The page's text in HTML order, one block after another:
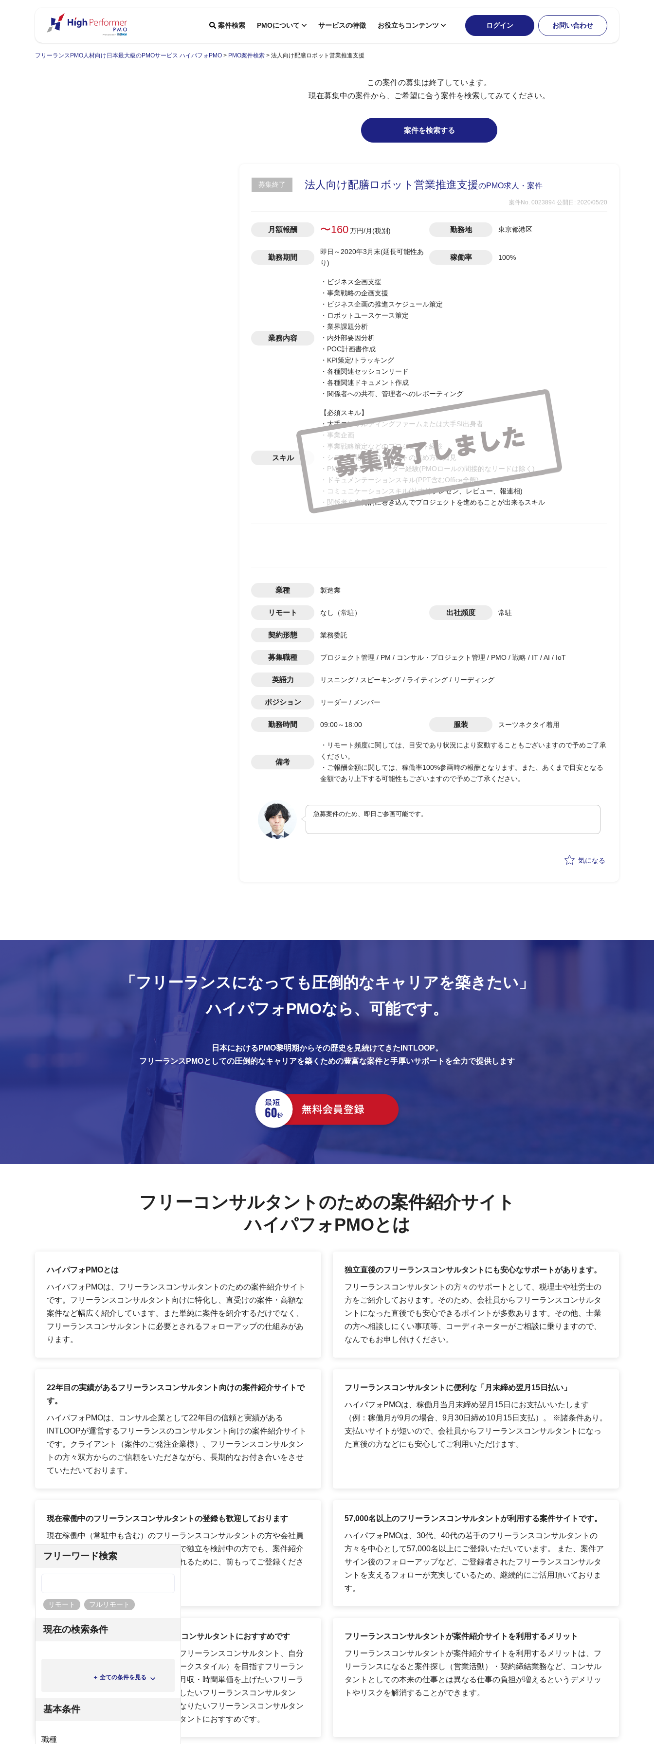
案件検索 PMOについて サービスの特徴 お役立ちコンテンツ ログイン お問い合わせ
フリーランスPMO人材向け日本最大級のPMOサービス ハイパフォPMO > PMO案件検索 > 法人向け配膳ロボット営業推進支援
フリーワード検索
リモート フルリモート
現在の検索条件
＋ 全ての条件を見る
基本条件
職種
この案件の募集は終了しています。
現在募集中の案件から、ご希望に合う案件を検索してみてください。
案件を検索する
募集終了 法人向け配膳ロボット営業推進支援のPMO求人・案件
案件No. 0023894 公開日: 2020/05/20
月額報酬 〜160万円/月(税別) 勤務地 東京都港区
勤務期間
即日～2020年3月末(延長可能性あ
り)
稼働率 100%
業務内容
・ビジネス企画支援
・事業戦略の企画支援
・ビジネス企画の推進スケジュール策定
・ロボットユースケース策定
・業界課題分析
・内外部要因分析
・POC計画書作成
・KPI策定/トラッキング
・各種関連セッションリード
・各種関連ドキュメント作成
・関係者への共有、管理者へのレポーティング
スキル
【必須スキル】
・大手コンサルティングファームまたは大手SI出身者
・事業企画
・事業戦略策定などのプロジェクト経験
・システム開発プロジェクトの進め方の知見
・PMまたはチームリーダー経験(PMOロールの間接的なリードは除く)
・ドキュメンテーションスキル(PPT含むOffice全般)
・コミュニケーションスキル(社内外プレゼン、レビュー、報連相)
・関係者を自発的に巻き込んでプロジェクトを進めることが出来るスキル
業種 製造業
リモート なし（常駐） 出社頻度 常駐
契約形態 業務委託
募集職種 プロジェクト管理 / PM / コンサル・プロジェクト管理 / PMO / 戦略 / IT / AI / IoT
英語力 リスニング / スピーキング / ライティング / リーディング
ポジション リーダー / メンバー
勤務時間 09:00～18:00 服装 スーツネクタイ着用
備考
・リモート頻度に関しては、目安であり状況により変動することもございますので予めご了承
ください。
・ご報酬金額に関しては、稼働率100%参画時の報酬となります。また、あくまで目安となる
金額であり上下する可能性もございますので予めご了承ください。
急募案件のため、即日ご参画可能です。
気になる
「フリーランスになっても圧倒的なキャリアを築きたい」
ハイパフォPMOなら、 可能です。
日本におけるPMO黎明期からその歴史を見続けてきたINTLOOP。
フリーランスPMOとしての圧倒的なキャリアを築くための豊富な案件と手厚いサポートを全力で提供します
フリーコンサルタントのための案件紹介サイト
ハイパフォPMOとは
ハイパフォPMOとは
ハイパフォPMOは、フリーランスコンサルタントのための案件紹介サイト
です。フリーランスコンサルタント向けに特化し、直受けの案件・高額な
案件など幅広く紹介しています。また単純に案件を紹介するだけでなく、
フリーランスコンサルタントに必要とされるフォローアップの仕組みがあ
ります。
独立直後のフリーランスコンサルタントにも安心なサポートがあります。
フリーランスコンサルタントの方々のサポートとして、税理士や社労士の
方をご紹介しております。そのため、会社員からフリーランスコンサルタ
ントになった直後でも安心できるポイントが多数あります。その他、士業
の方へ相談しにくい事項等、コーディネーターがご相談に乗りますので、
なんでもお申し付けください。
22年目の実績があるフリーランスコンサルタント向けの案件紹介サイトで
す。
ハイパフォPMOは、コンサル企業として22年目の信頼と実績がある
INTLOOPが運営するフリーランスのコンサルタント向けの案件紹介サイト
です。クライアント（案件のご発注企業様）、フリーランスコンサルタン
トの方々双方からのご信頼をいただきながら、長期的なお付き合いをさせ
ていただいております。
フリーランスコンサルタントに便利な「月末締め翌月15日払い」
ハイパフォPMOは、稼働月当月末締め翌月15日にお支払いいたします
（例：稼働月が9月の場合、9月30日締め10月15日支払）。 ※諸条件あり。
支払いサイトが短いので、会社員からフリーランスコンサルタントになっ
た直後の方などにも安心してご利用いただけます。
現在稼働中のフリーランスコンサルタントの登録も歓迎しております
現在稼働中（常駐中も含む）のフリーランスコンサルタントの方や会社員
として企業に在籍中のコンサルタントで独立を検討中の方でも、案件紹介
を受けたいときにタイムリーに紹介されるために、前もってご登録くださ
57,000名以上のフリーランスコンサルタントが利用する案件サイトです。
ハイパフォPMOは、30代、40代の若手のフリーランスコンサルタントの
方々を中心として57,000名以上にご登録いただいています。 また、案件ア
サイン後のフォローアップなど、ご登録者されたフリーランスコンサルタ
ントを支えるフォローが充実しているため、継続的にご活用頂いておりま
す。
ハイパフォPMOはこんなフリーランスコンサルタントにおすすめです
会社員として経験を積んで実力のあるフリーランスコンサルタント、自分
の時間・自由を大切にした働き方（ワークスタイル）を目指すフリーラン
スコンサルタント、市場価値や年収・月収・時間単価を上げたいフリーラ
ンスコンサルタント、スキルアップをしたいフリーランスコンサルタン
ト、安定して案件に参画できるようになりたいフリーランスコンサルタン
トなど、様々なフリーランスコンサルタントにおすすめです。
フリーランスコンサルタントが案件紹介サイトを利用するメリット
フリーランスコンサルタントが案件紹介サイトを利用するメリットは、フ
リーランスになると案件探し（営業活動）・契約締結業務など、コンサル
タントとしての本来の仕事とは異なる仕事の負担が増えるというデメリッ
トやリスクを解消することができます。